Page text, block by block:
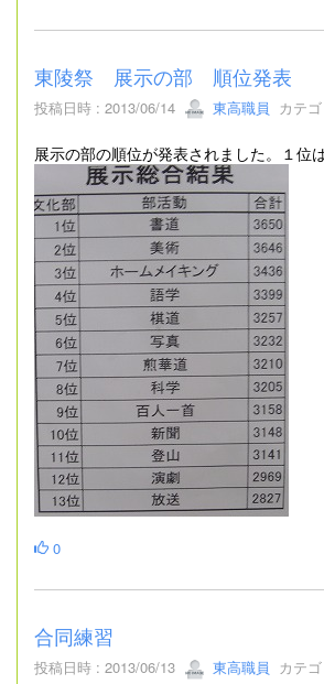
東陵祭 展示の部 順位発表
投稿日時 : 2013/06/14 東高職員 カテ
展示の部の順位が発表されました。１位
0
合同練習
投稿日時 : 2013/06/13 東高職員 カテ